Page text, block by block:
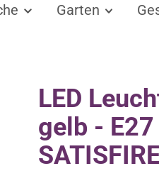
Garten
LED
gelb -